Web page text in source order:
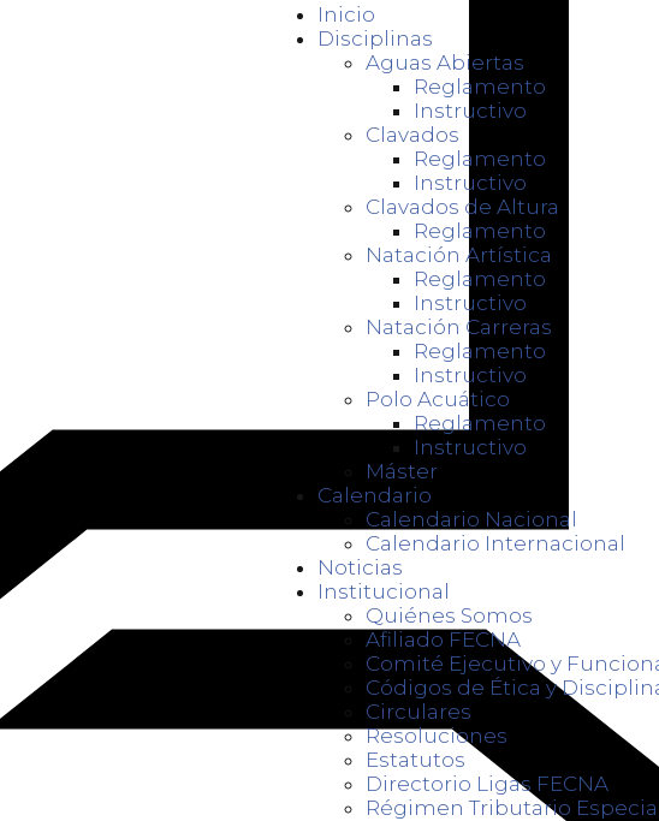
Inicio
Disciplinas
Aguas Abiertas
Reglamento
Instructivo
Clavados
Reglamento
Instructivo
Clavados de Altura
Reglamento
Natación Artística
Reglamento
Instructivo
Natación Carreras
Reglamento
Instructivo
Polo Acuático
Reglamento
Instructivo
Máster
Calendario
Calendario Nacional
Calendario Internacional
Noticias
Institucional
Quiénes Somos
Afiliado FECNA
Comité Ejecutivo y
Códigos de Ética y
Circulares
Resoluciones
Estatutos
Directorio Ligas FECNA
Régimen Tributario